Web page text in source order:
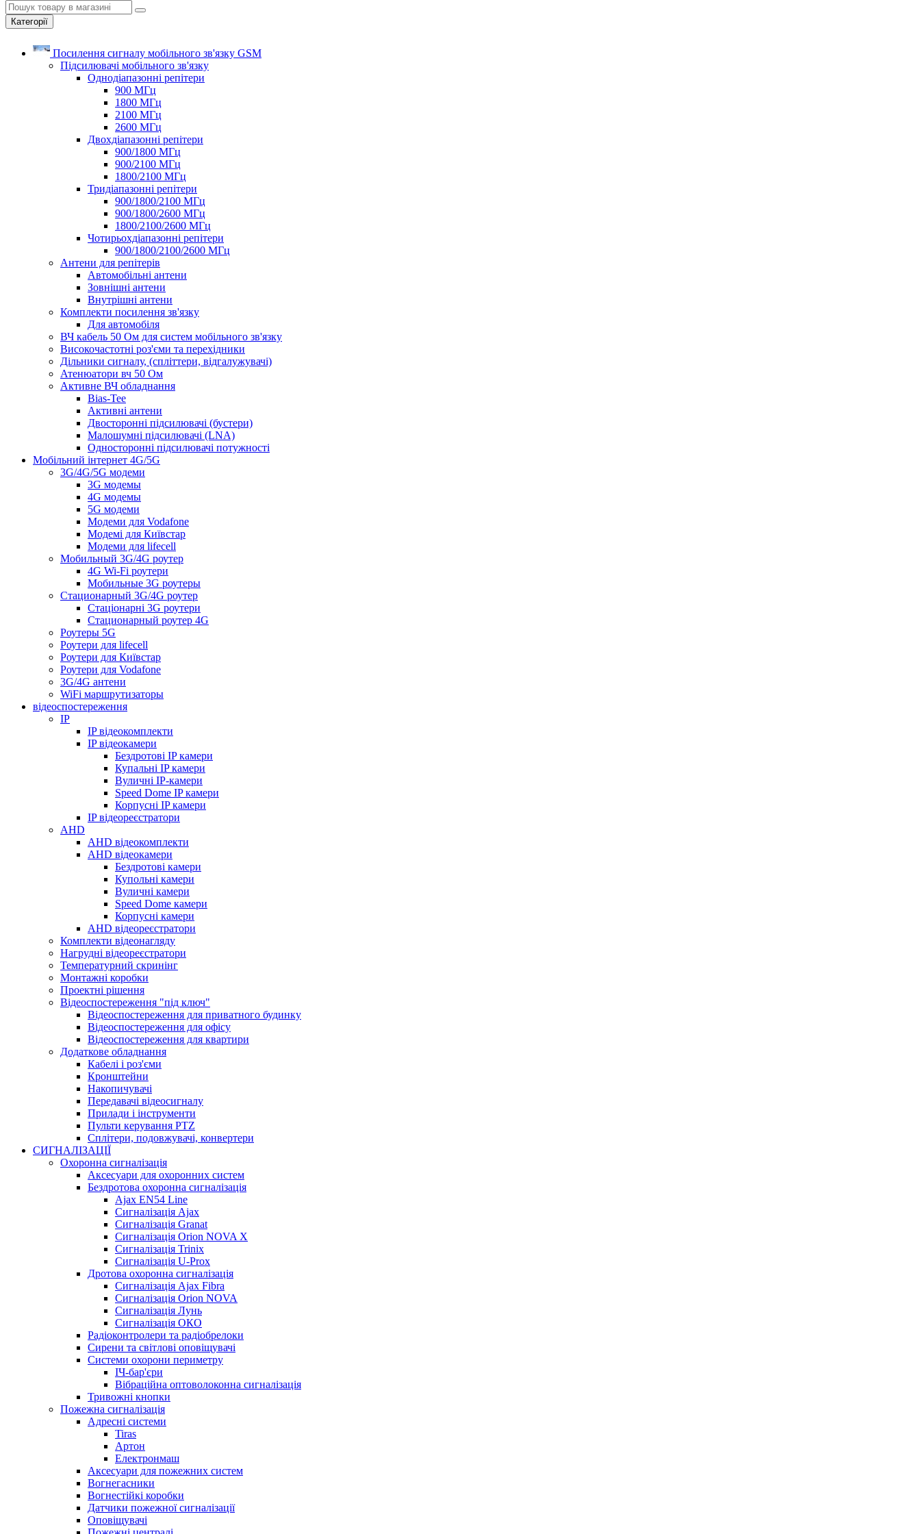
Категорії
Посилення сигналу мобільного зв'язку GSM
Підсилювачі мобільного зв'язку
Однодіапазонні репітери
900 МГц
1800 МГц
2100 МГц
2600 МГц
Двохдіапазонні репітери
900/1800 МГц
900/2100 МГц
1800/2100 МГц
Тридіапазонні репітери
900/1800/2100 МГц
900/1800/2600 МГц
1800/2100/2600 МГц
Чотирьохдіапазонні репітери
900/1800/2100/2600 МГц
Антени для репітерів
Автомобільні антени
Зовнішні антени
Внутрішні антени
Комплекти посилення зв'язку
Для автомобіля
ВЧ кабель 50 Ом для систем мобільного зв'язку
Високочастотні роз'єми та перехідники
Дільники сигналу, (спліттери, відгалужувачі)
Атенюатори вч 50 Ом
Активне ВЧ обладнання
Bias-Tee
Активні антени
Двосторонні підсилювачі (бустери)
Малошумні підсилювачі (LNA)
Односторонні підсилювачі потужності
Мобільний інтернет 4G/5G
3G/4G/5G модеми
3G модемы
4G модемы
5G модеми
Модеми для Vodafone
Модемі для Київстар
Модеми для lifecell
Мобильный 3G/4G роутер
4G Wi-Fi роутери
Мобильные 3G роутеры
Стационарный 3G/4G роутер
Стаціонарні 3G роутери
Стационарный роутер 4G
Роутеры 5G
Роутери для lifecell
Роутери для Київстар
Роутери для Vodafone
3G/4G антени
WiFi маршрутизаторы
відеоспостереження
IP
IP відеокомплекти
IP відеокамери
Бездротові IP камери
Купальні IP камери
Вуличні IP-камери
Speed Dome IP камери
Корпусні IP камери
IP відеореєстратори
AHD
AHD відеокомплекти
AHD відеокамери
Бездротові камери
Купольні камери
Вуличні камери
Speed Dome камери
Корпусні камери
AHD відеореєстратори
Комплекти відеонагляду
Нагрудні відеореєстратори
Температурний скринінг
Монтажні коробки
Проектні рішення
Відеоспостереження "під ключ"
Відеоспостереження для приватного будинку
Відеоспостереження для офісу
Відеоспостереження для квартири
Додаткове обладнання
Кабелі і роз'єми
Кронштейни
Накопичувачі
Передавачі відеосигналу
Прилади і інструменти
Пульти керування PTZ
Сплітери, подовжувачі, конвертери
СИГНАЛІЗАЦІЇ
Охоронна сигналізація
Аксесуари для охоронних систем
Бездротова охоронна сигналізація
Ajax EN54 Line
Сигналізація Ajax
Сигналізація Granat
Сигналізація Orion NOVA X
Сигналізація Trinix
Сигналізація U-Prox
Дротова охоронна сигналізація
Сигналізація Ajax Fibra
Сигналізація Orion NOVA
Сигналізація Лунь
Сигналізація ОКО
Радіоконтролери та радіобрелоки
Сирени та світлові оповіщувачі
Системи охорони периметру
ІЧ-бар'єри
Вібраційна оптоволоконна сигналізація
Тривожні кнопки
Пожежна сигналізація
Адресні системи
Tiras
Артон
Електронмаш
Аксесуари для пожежних систем
Вогнегасники
Вогнестійкі коробки
Датчики пожежної сигналізації
Оповіщувачі